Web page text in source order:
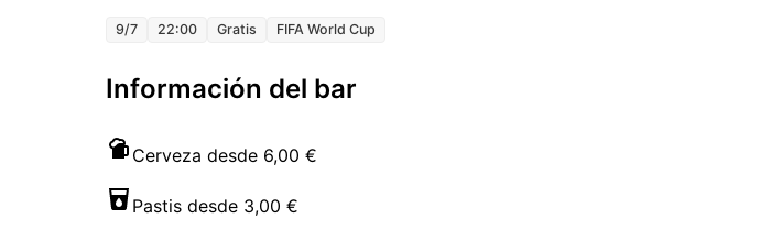
9/7 22:00 Gratis FIFA World Cup
Información del bar
Cerveza desde 6,00 €
Pastis desde 3,00 €